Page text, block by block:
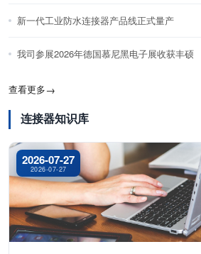
新一代工业防水连接器产品线正式量产
我司参展2026年德国慕尼黑电子展收获丰硕
查看更多→
连接器知识库
2026-07-27
2026-07-27